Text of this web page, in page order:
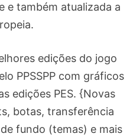
e também atualizada a
edições do jogo
PPSSPP com gráficos
edições PES. {Novas
botas, transferência
fundo (temas) e mais